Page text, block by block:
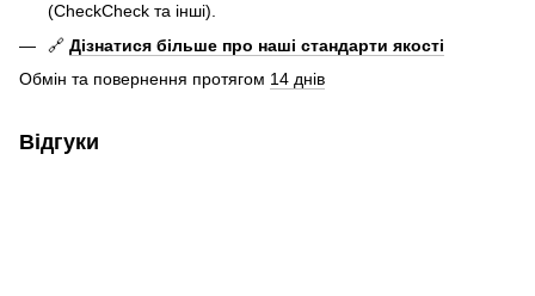
(CheckCheck та інші).
🔗 Дізнатися більше про наші стандарти якості
Обмін та повернення протягом 14 днів
Відгуки